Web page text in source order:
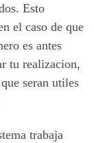
Esto
el caso de que
es antes
tu realizacion,
seran utiles
trabaja